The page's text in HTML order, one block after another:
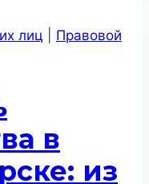
лиц
Правовой
в
из